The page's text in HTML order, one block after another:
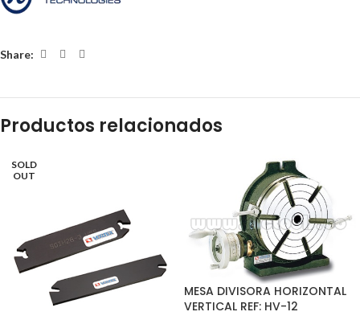
Share:
Productos relacionados
SOLD
OUT
MESA DIVISORA HORIZONTAL
VERTICAL REF: HV-12